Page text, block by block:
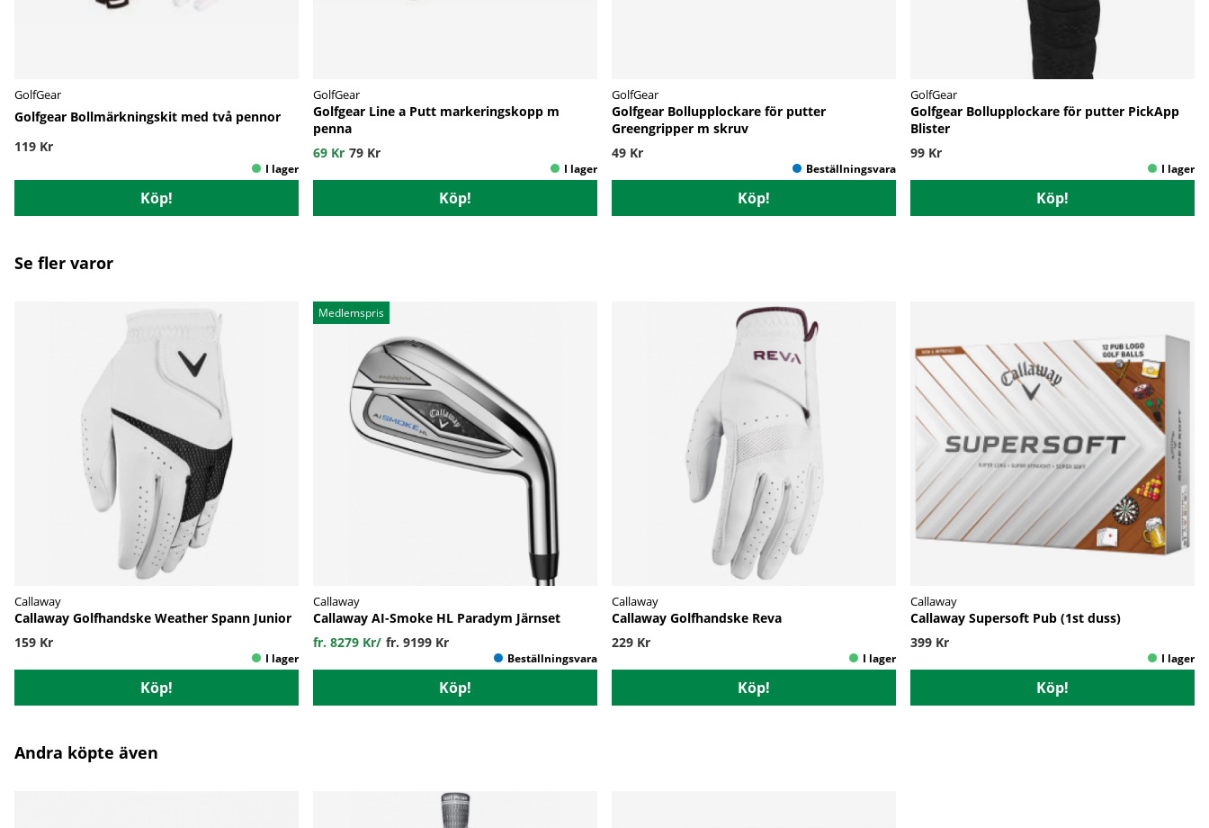
GolfGear
Golfgear Bollmärkningskit med två pennor
119 Kr
Köp!
GolfGear
Golfgear Line a Putt markeringskopp m
penna
69 Kr 79 Kr
Köp!
GolfGear
Golfgear Bollupplockare för putter
Greengripper m skruv
49 Kr
Köp!
GolfGear
Golfgear Bollupplockare för putter PickApp
Blister
99 Kr
Köp!
Se fler varor
Callaway
Callaway Golfhandske Weather Spann Junior
159 Kr
Köp!
Medlemspris
Callaway
Callaway AI-Smoke HL Paradym Järnset
/
fr. 8279 Kr fr. 9199 Kr
Köp!
Callaway
Callaway Golfhandske Reva
229 Kr
Köp!
Callaway
Callaway Supersoft Pub (1st duss)
399 Kr
Köp!
Andra köpte även